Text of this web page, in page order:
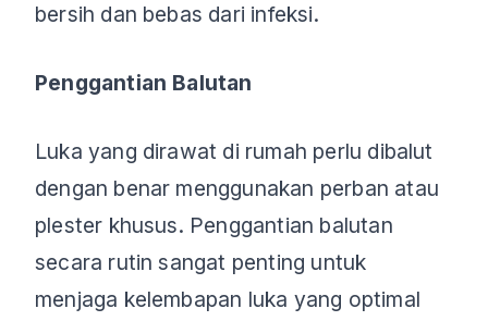
bersih dan bebas dari infeksi.
Penggantian Balutan
Luka yang dirawat di rumah perlu dibalut
dengan benar menggunakan perban atau
plester khusus. Penggantian balutan
secara rutin sangat penting untuk
menjaga kelembapan luka yang optimal